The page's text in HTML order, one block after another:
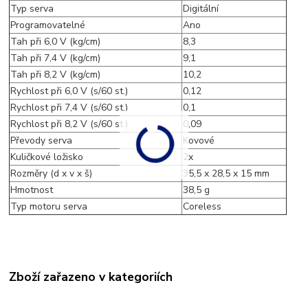
Typ serva
Digitální
Programovatelné
Ano
Tah při 6,0 V (kg/cm)
8,3
Tah při 7,4 V (kg/cm)
9,1
Tah při 8,2 V (kg/cm)
10,2
Rychlost při 6,0 V (s/60 st.)
0,12
Rychlost při 7,4 V (s/60 st.)
0,1
Rychlost při 8,2 V (s/60 st.)
0,09
Převody serva
Kovové
Kuličkové ložisko
2x
Rozměry (d x v x š)
35,5 x 28,5 x 15 mm
Hmotnost
38,5 g
Typ motoru serva
Coreless
Zboží zařazeno v kategoriích